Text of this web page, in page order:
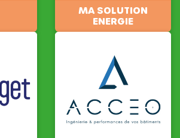
MA SOLUTION
ENERGIE